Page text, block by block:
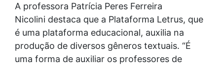
A professora Patrícia Peres Ferreira
Nicolini destaca que a Plataforma Letrus, que
é uma plataforma educacional, auxilia na
produção de diversos gêneros textuais. “É
uma forma de auxiliar os professores de